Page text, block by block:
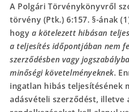
A Polgári Törvénykönyvről
törvény (Ptk.) 6:157. §-ának
hogy a kötelezett hibásan
a teljesítés időpontjában nem
szerződésben vagy
minőségi követelményeknek.
ingatlan hibás teljesítésének
adásvételi szerződést, illetve